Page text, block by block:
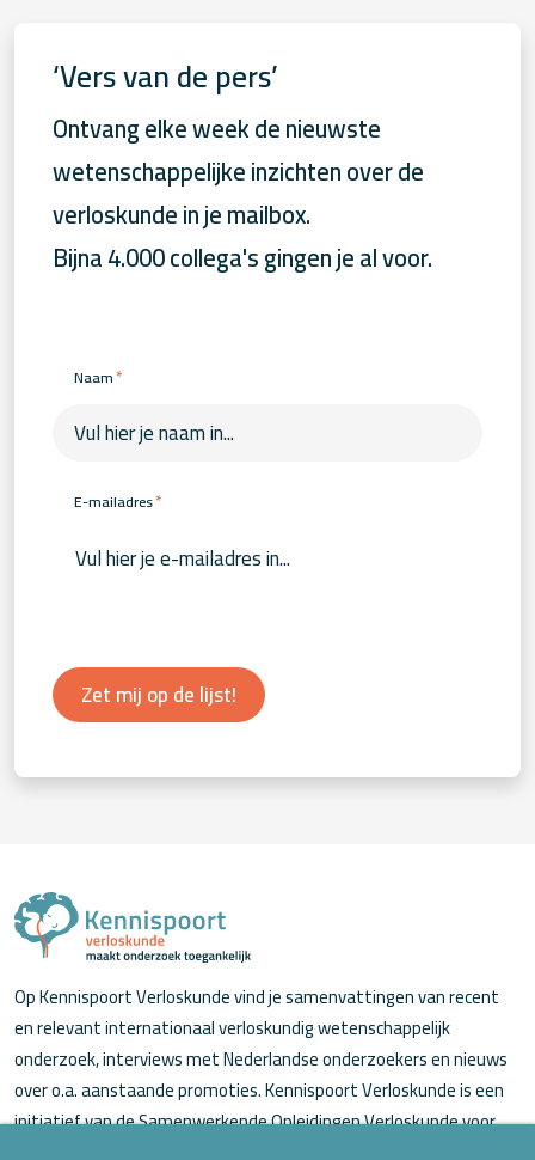
‘Vers van de pers’
Ontvang elke week de nieuwste
wetenschappelijke inzichten over de
verloskunde in je mailbox.
Bijna 4.000 collega's gingen je al voor.
Naam*
E-mailadres*
Zet mij op de lijst!
Op Kennispoort Verloskunde vind je samenvattingen van recent
en relevant internationaal verloskundig wetenschappelijk
onderzoek, interviews met Nederlandse onderzoekers en nieuws
over o.a. aanstaande promoties. Kennispoort Verloskunde is een
initiatief van de Samenwerkende Opleidingen Verloskunde voor